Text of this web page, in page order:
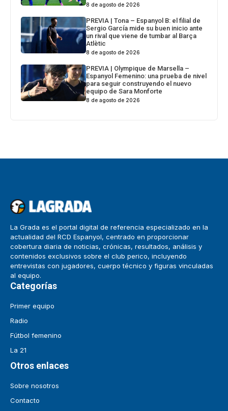
8 de agosto de 2026
PREVIA | Tona – Espanyol B: el filial de
Sergio García mide su buen inicio ante
un rival que viene de tumbar al Barça
Atlètic
8 de agosto de 2026
PREVIA | Olympique de Marsella –
Espanyol Femenino: una prueba de nivel
para seguir construyendo el nuevo
equipo de Sara Monforte
8 de agosto de 2026
La Grada es el portal digital de referencia especializado en la
actualidad del RCD Espanyol, centrado en proporcionar
cobertura diaria de noticias, crónicas, resultados, análisis y
contenidos exclusivos sobre el club perico, incluyendo
entrevistas con jugadores, cuerpo técnico y figuras vinculadas
al equipo.
Categorías
Primer equipo
Radio
Fútbol femenino
La 21
Otros enlaces
Sobre nosotros
Contacto